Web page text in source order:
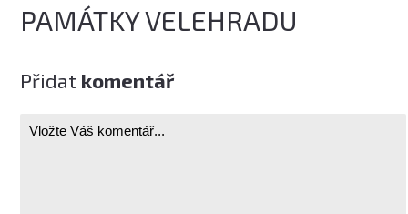
PAMÁTKY VELEHRADU
Přidat komentář